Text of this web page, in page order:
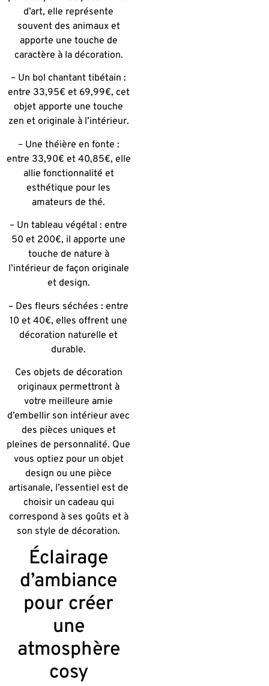
d’art, elle représente
souvent des animaux et
apporte une touche de
caractère à la décoration.
– Un bol chantant tibétain :
entre 33,95€ et 69,99€, cet
objet apporte une touche
zen et originale à l’intérieur.
– Une théière en fonte :
entre 33,90€ et 40,85€, elle
allie fonctionnalité et
esthétique pour les
amateurs de thé.
– Un tableau végétal : entre
50 et 200€, il apporte une
touche de nature à
l’intérieur de façon originale
et design.
– Des fleurs séchées : entre
10 et 40€, elles offrent une
décoration naturelle et
durable.
Ces objets de décoration
originaux permettront à
votre meilleure amie
d’embellir son intérieur avec
des pièces uniques et
pleines de personnalité. Que
vous optiez pour un objet
design ou une pièce
artisanale, l’essentiel est de
choisir un cadeau qui
correspond à ses goûts et à
son style de décoration.
Éclairage
d’ambiance
pour créer
une
atmosphère
cosy